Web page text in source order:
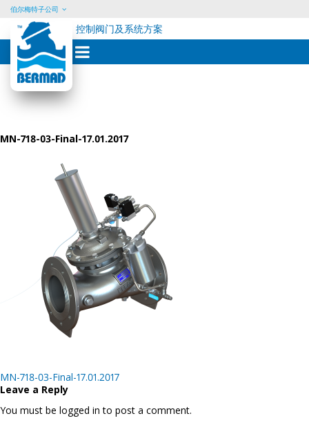
Skip
content
伯尔梅特子公司
控制阀门及系统方案
MN-718-03-Final-17.01.2017
Post
navigation
MN-718-03-Final-17.01.2017
Leave a Reply
You must be logged in to post a comment.